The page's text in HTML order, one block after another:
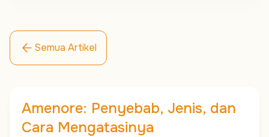
Semua Artikel
Amenore: Penyebab, Jenis, dan
Cara Mengatasinya